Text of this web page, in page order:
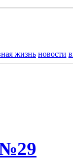
жизнь новости